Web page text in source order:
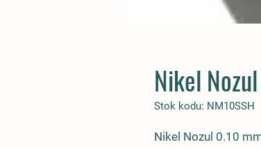
Nikel
Stok kodu: NM10SSH
Nikel Nozul 0.10